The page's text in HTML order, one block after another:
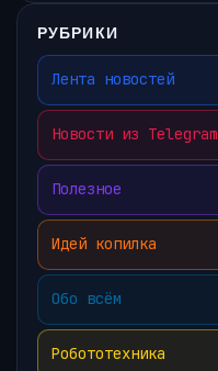
РУБРИКИ
Лента новостей
Новости из Telegram
Полезное
Идей копилка
Обо всём
Робототехника